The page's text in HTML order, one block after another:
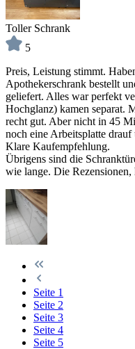
Toller Schrank
5
Preis, Leistung stimmt.
Apothekerschrank bestellt
geliefert. Alles war perfekt
Hochglanz) kamen separat.
recht gut. Aber nicht in 45
noch eine Arbeitsplatte drauf
Klare Kaufempfehlung.
Übrigens sind die
wie lange. Die
Seite 1
Seite 2
Seite 3
Seite 4
Seite 5